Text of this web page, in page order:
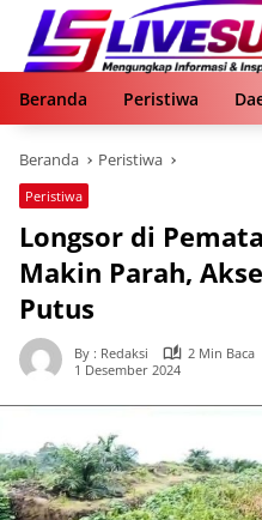
Langsung
konten
Beranda
Peristiwa
Beranda Peristiwa
Peristiwa
Longsor di
Makin Parah,
Putus
By : Redaksi
2 Min Baca
1 Desember 2024